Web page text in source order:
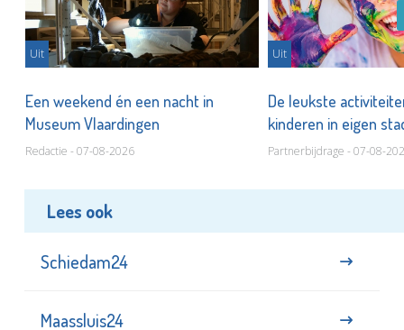
Uit
Een weekend én een nacht in
Museum Vlaardingen
Redactie - 07-08-2026
Uit
De leukste
kinderen in eigen
Partnerbijdrage - 07-08-
Lees ook
Schiedam24
Maassluis24